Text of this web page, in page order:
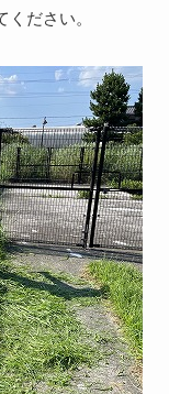
ださい。